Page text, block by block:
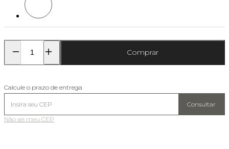
Comprar
Calcule o prazo de entrega
Consultar
Não sei meu CEP